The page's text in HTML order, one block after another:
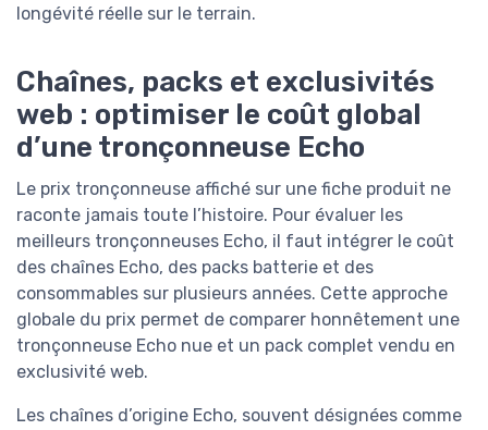
longévité réelle sur le terrain.
Chaînes, packs et exclusivités
web : optimiser le coût global
d’une tronçonneuse Echo
Le prix tronçonneuse affiché sur une fiche produit ne
raconte jamais toute l’histoire. Pour évaluer les
meilleurs tronçonneuses Echo, il faut intégrer le coût
des chaînes Echo, des packs batterie et des
consommables sur plusieurs années. Cette approche
globale du prix permet de comparer honnêtement une
tronçonneuse Echo nue et un pack complet vendu en
exclusivité web.
Les chaînes d’origine Echo, souvent désignées comme